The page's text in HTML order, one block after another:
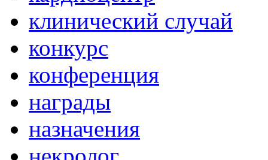
клинический случай
конкурс
конференция
награды
назначения